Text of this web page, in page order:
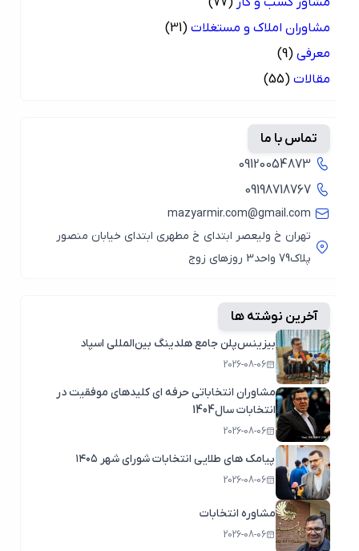
مشاوران املاک و مستغلات (31)
معرفی (9)
مقالات (55)
تماس با ما
09120054873
09198718767
mazyarmir.com@gmail.com
تهران خ ولیعصر ابتدای خ مطهری ابتدای خیابان منصور
پلاک79 واحد3 روزهای زوج
آخرین نوشته ها
بیزینس‌پلن جامع هلدینگ بین‌المللی اسپاد
2026-08-06
مشاوران انتخاباتی حرفه ای کلیدهای موفقیت در
انتخابات سال1404
2026-08-06
پیامک های طلایی انتخابات شورای شهر ۱۴۰۵
2026-08-06
مشاوره انتخابات
2026-08-06